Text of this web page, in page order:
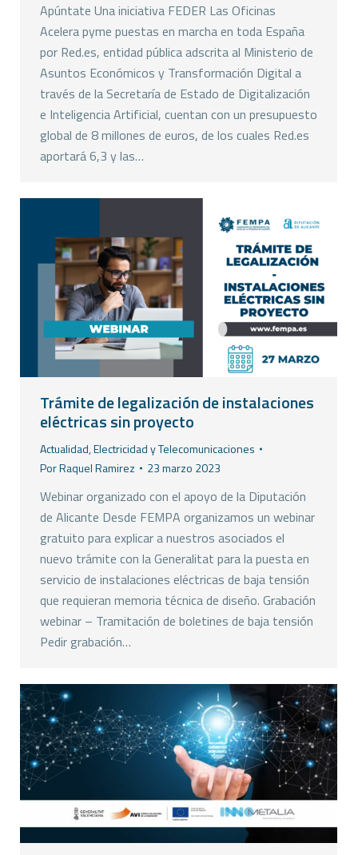
Apúntate Una iniciativa FEDER Las Oficinas
Acelera pyme puestas en marcha en toda España
por Red.es, entidad pública adscrita al Ministerio de
Asuntos Económicos y Transformación Digital a
través de la Secretaría de Estado de Digitalización
e Inteligencia Artificial, cuentan con un presupuesto
global de 8 millones de euros, de los cuales Red.es
aportará 6,3 y las…
Trámite de legalización de instalaciones
eléctricas sin proyecto
Actualidad,Electricidad y Telecomunicaciones
PorRaquel Ramirez 23 marzo 2023
Webinar organizado con el apoyo de la Diputación
de Alicante Desde FEMPA organizamos un webinar
gratuito para explicar a nuestros asociados el
nuevo trámite con la Generalitat para la puesta en
servicio de instalaciones eléctricas de baja tensión
que requieran memoria técnica de diseño. Grabación
webinar – Tramitación de boletines de baja tensión
Pedir grabación…